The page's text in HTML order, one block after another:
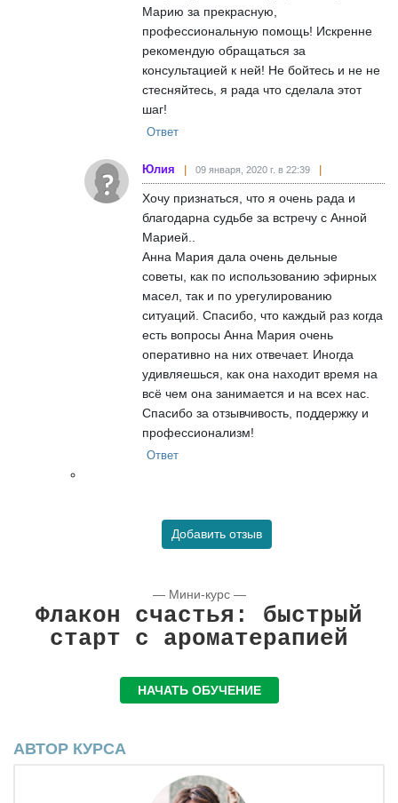
Марию за прекрасную,
профессиональную помощь! Искренне
рекомендую обращаться за
консультацией к ней! Не бойтесь и не не
стесняйтесь, я рада что сделала этот
шаг!
Ответ
Юлия 09 января, 2020 г. в 22:39
Хочу признаться, что я очень рада и
благодарна судьбе за встречу с Анной
Марией..
Анна Мария дала очень дельные
советы, как по использованию эфирных
масел, так и по урегулированию
ситуаций. Спасибо, что каждый раз когда
есть вопросы Анна Мария очень
оперативно на них отвечает. Иногда
удивляешься, как она находит время на
всё чем она занимается и на всех нас.
Спасибо за отзывчивость, поддержку и
профессионализм!
Ответ
Добавить отзыв
— Мини-курс —
Флакон счастья: быстрый
старт с ароматерапией
НАЧАТЬ ОБУЧЕНИЕ
АВТОР КУРСА